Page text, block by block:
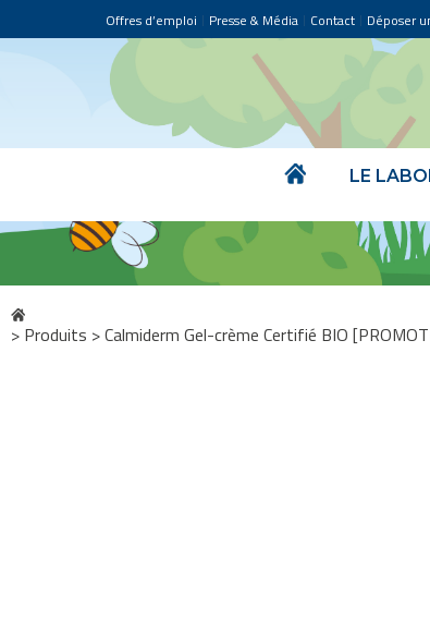
Offres d’emploi Presse & Média Contact Déposer
LE
> Produits >Calmiderm Gel-crème Certifié BIO